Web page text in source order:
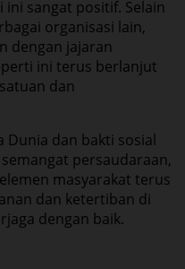
sangat positif. Selain
organisasi lain,
dengan jajaran
ini terus berlanjut
dan
Dunia dan bakti sosial
persaudaraan,
masyarakat terus
dan ketertiban di
dengan baik.